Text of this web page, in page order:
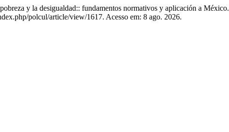
y la desigualdad:: fundamentos normativos y aplicación a México.
polcul/article/view/1617. Acesso em: 8 ago. 2026.